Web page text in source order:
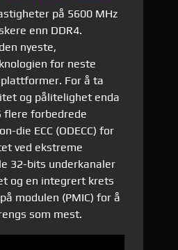
på 5600 MHz
enn DDR4.
nyeste,
for neste
For å ta
og pålitelighet enda
flere forbedrede
die ECC (ODECC) for
ved ekstreme
32-bits underkanaler
og en integrert krets
modulen (PMIC) for å
som mest.